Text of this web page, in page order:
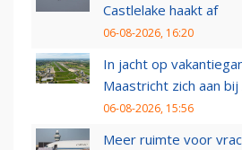
Castlelake haakt af
06-08-2026, 16:20
In jacht op
Maastricht zich aan bij
06-08-2026, 15:56
Meer ruimte voor